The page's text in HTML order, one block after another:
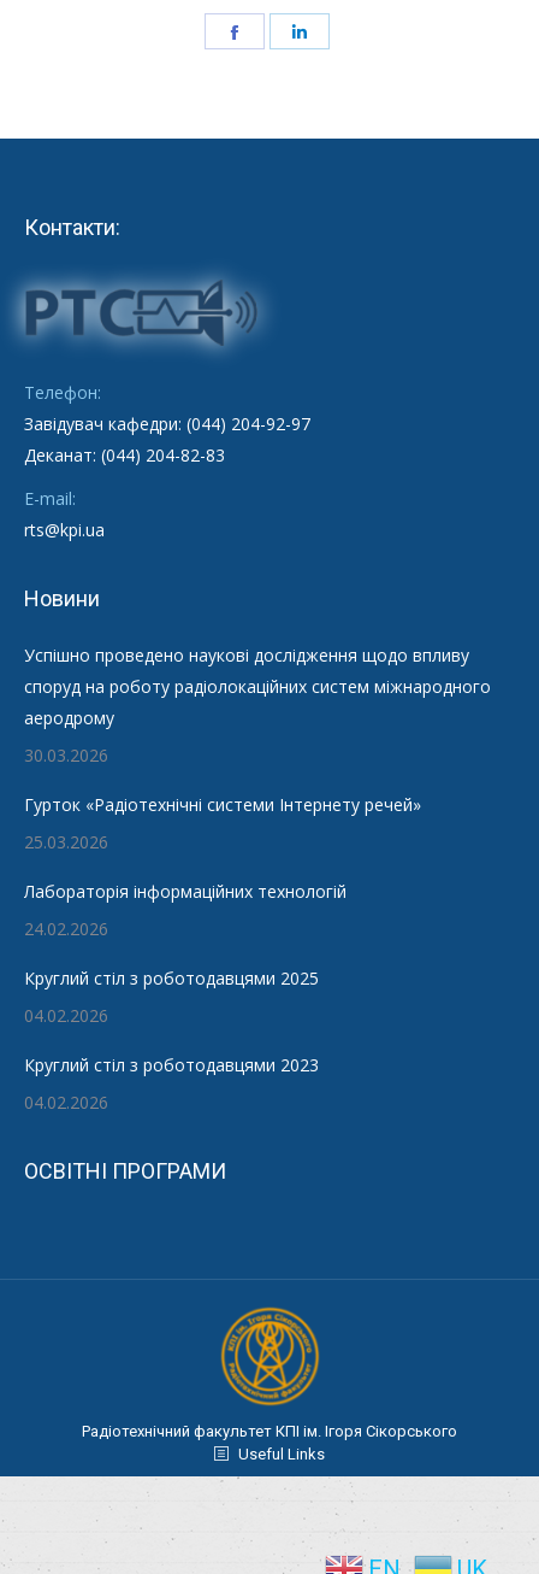
Контакти:
Телефон:
Завідувач кафедри: (044) 204-92-97
Деканат: (044) 204-82-83
E-mail:
rts@kpi.ua
Новини
Успішно проведено наукові дослідження щодо впливу
споруд на роботу радіолокаційних систем міжнародного
аеродрому
30.03.2026
Гурток «Радіотехнічні системи Інтернету речей»
25.03.2026
Лабораторія інформаційних технологій
24.02.2026
Круглий стіл з роботодавцями 2025
04.02.2026
Круглий стіл з роботодавцями 2023
04.02.2026
ОСВІТНІ ПРОГРАМИ
Радіотехнічний факультет КПІ ім. Ігоря Сікорського
Useful Links